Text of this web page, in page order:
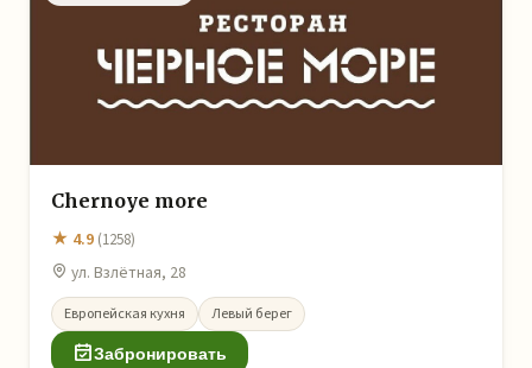
Chernoye more
★ 4.9 (1258)
ул. Взлётная, 28
Европейская кухня Левый берег
Забронировать